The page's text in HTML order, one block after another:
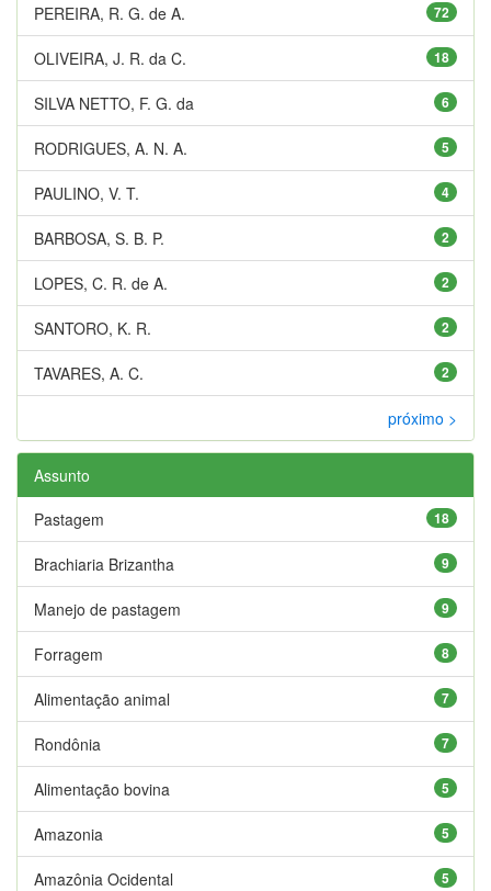
72
PEREIRA, R. G. de A.
18
OLIVEIRA, J. R. da C.
6
SILVA NETTO, F. G. da
5
RODRIGUES, A. N. A.
4
PAULINO, V. T.
2
BARBOSA, S. B. P.
2
LOPES, C. R. de A.
2
SANTORO, K. R.
2
TAVARES, A. C.
próximo >
Assunto
18
Pastagem
9
Brachiaria Brizantha
9
Manejo de pastagem
8
Forragem
7
Alimentação animal
7
Rondônia
5
Alimentação bovina
5
Amazonia
5
Amazônia Ocidental